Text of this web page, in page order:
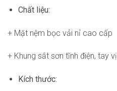
Chất liệu:
+ Mặt nệm bọc vải nỉ cao cấp
+ Khung sắt sơn tĩnh điện, tay
Kích thước: